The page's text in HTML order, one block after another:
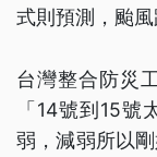
式則預測，颱
台灣整合防災
「14號到15
弱，減弱所以